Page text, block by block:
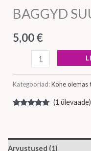
BAGGYD
5,00€
Kategooriad:Kohe olemas
põhjal
(1 ülevaade)
Arvustused (1)